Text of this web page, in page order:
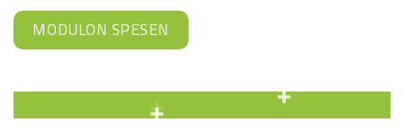
MODULON SPESEN